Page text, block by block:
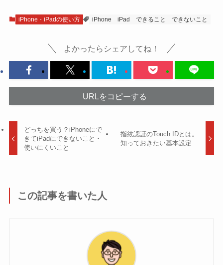
iPhone・iPadの使い方 iPhone iPad できること できないこと
よかったらシェアしてね！
URLをコピーする
どっちを買う？iPhoneにで
きてiPadにできないこと・
使いにくいこと
指紋認証のTouch IDとは。
知っておきたい基本設定
この記事を書いた人